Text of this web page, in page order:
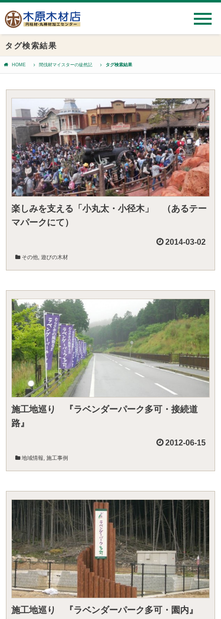
タグ検索結果
HOME 間伐材マイスターの徒然記 タグ検索結果
楽しみを支える「小丸太・小径木」 （あるテー
マパークにて）
2014-03-02
その他 遊びの木材
施工地巡り 『ラベンダーパーク多可・接続道
路』
2012-06-15
地域情報 施工事例
施工地巡り 『ラベンダーパーク多可・園内』